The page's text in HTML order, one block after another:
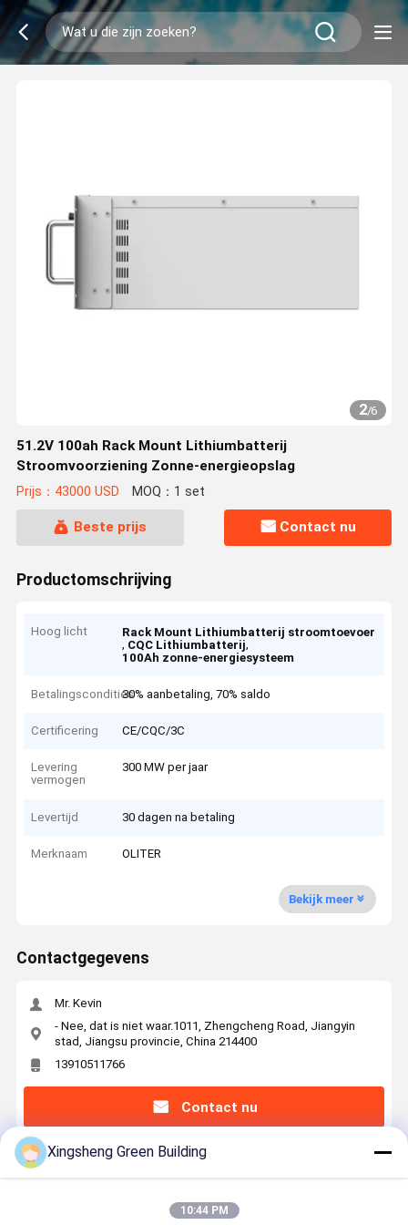
2/6
51.2V 100ah Rack Mount Lithiumbatterij
Stroomvoorziening Zonne-energieopslag
Prijs：43000 USD MOQ：1 set
Beste prijs Contact nu
Productomschrijving
Hoog licht
Rack Mount Lithiumbatterij stroomtoevoer
, CQC Lithiumbatterij,
100Ah zonne-energiesysteem
Betalingscondities30% aanbetaling, 70% saldo
Certificering CE/CQC/3C
Levering
vermogen
300 MW per jaar
Levertijd 30 dagen na betaling
Merknaam OLITER
Bekijk meer
Contactgegevens
Mr. Kevin
- Nee, dat is niet waar.1011, Zhengcheng Road, Jiangyin
stad, Jiangsu provincie, China 214400
13910511766
Contact nu
Krijg De Beste Prijs Voor
51.2V 100ah Rack Mount Lithiumbatterij
Xingsheng Green Building
10:44 PM